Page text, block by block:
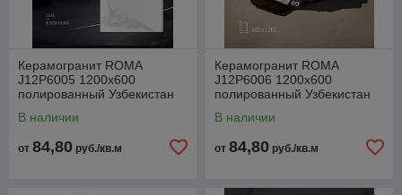
Керамогранит ROMA
J12P6005 1200x600
полированный Узбекистан
В наличии
от 84,80 руб./кв.м
Керамогранит ROMA
J12P6006 1200x600
полированный Узбекистан
В наличии
от 84,80 руб./кв.м